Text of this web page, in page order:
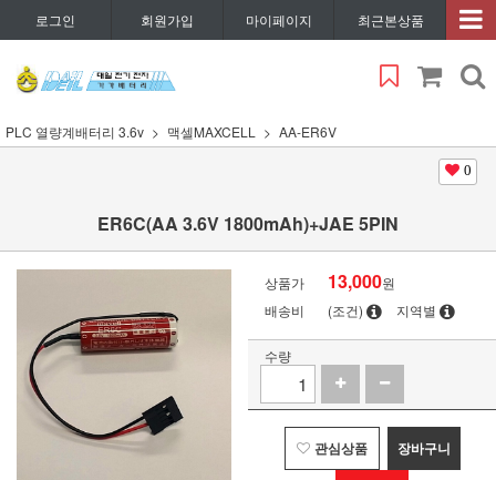
로그인 회원가입 마이페이지 최근본상품
PLC 열량계배터리 3.6v 맥셀MAXCELL AA-ER6V
0
ER6C(AA 3.6V 1800mAh)+JAE 5PIN
상품가 13,000원
배송비
(조건) 지역별
수량
관심상품 장바구니